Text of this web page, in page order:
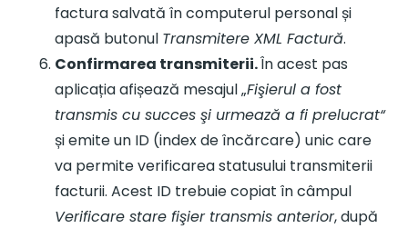
factura salvată în computerul personal și
apasă butonul Transmitere XML Factură.
Confirmarea transmiterii.În acest pas
aplicația afișează mesajul „Fişierul a fost
transmis cu succes şi urmează a fi prelucrat“
și emite un ID (index de încărcare) unic care
va permite verificarea statusului transmiterii
facturii. Acest ID trebuie copiat în câmpul
Verificare stare fişier transmis anterior, după